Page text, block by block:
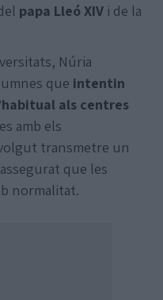
papa Lleó XIV i de la
Núria
que intentin
als centres
amb els
transmetre un
que les
normalitat.